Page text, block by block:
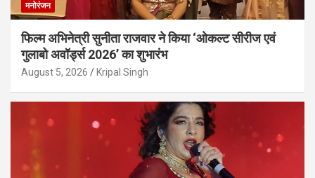
मनोरंजन
फिल्म अभिनेत्री सुनीता राजवार ने किया ‘ओकल्ट सीरीज एवं
गुलाबो अवॉर्ड्स 2026’ का शुभारंभ
August 5, 2026 Kripal Singh